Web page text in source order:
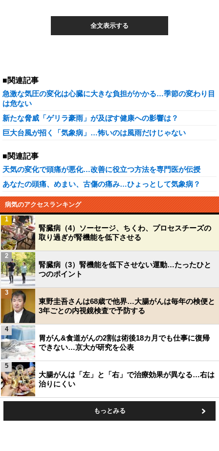
全文表示する
■関連記事
急激な気圧の変化は心臓に大きな負担がかかる…季節の変わり目
は危ない
新たな脅威「ゲリラ豪雨」が及ぼす健康への影響は？
巨大台風が招く「気象病」…怖いのは風雨だけじゃない
■関連記事
天気の変化で頭痛が悪化…改善に役立つ方法を専門医が伝授
あなたの頭痛、めまい、古傷の痛み…ひょっとして気象病？
病気のアクセスランキング
腎臓病（4）ソーセージ、ちくわ、プロセスチーズの
取り過ぎが腎機能を低下させる
1
腎臓病（3）腎機能を低下させない運動…たったひと
つのポイント
2
東野圭吾さんは68歳で他界…大腸がんは毎年の検便と
3年ごとの内視鏡検査で予防する
3
胃がん&食道がんの2割は術後18カ月でも仕事に復帰
できない…京大が研究を公表
4
大腸がんは「左」と「右」で治療効果が異なる…右は
治りにくい
5
もっとみる